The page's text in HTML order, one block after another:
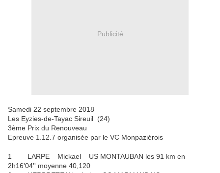
Publicité
Samedi 22 septembre 2018
Les Eyzies-de-Tayac Sireuil (24)
3ème Prix du Renouveau
Epreuve 1.12.7 organisée par le VC Monpaziérois
1 LARPE Mickael US MONTAUBAN les 91 km en
2h16'04'' moyenne 40,120